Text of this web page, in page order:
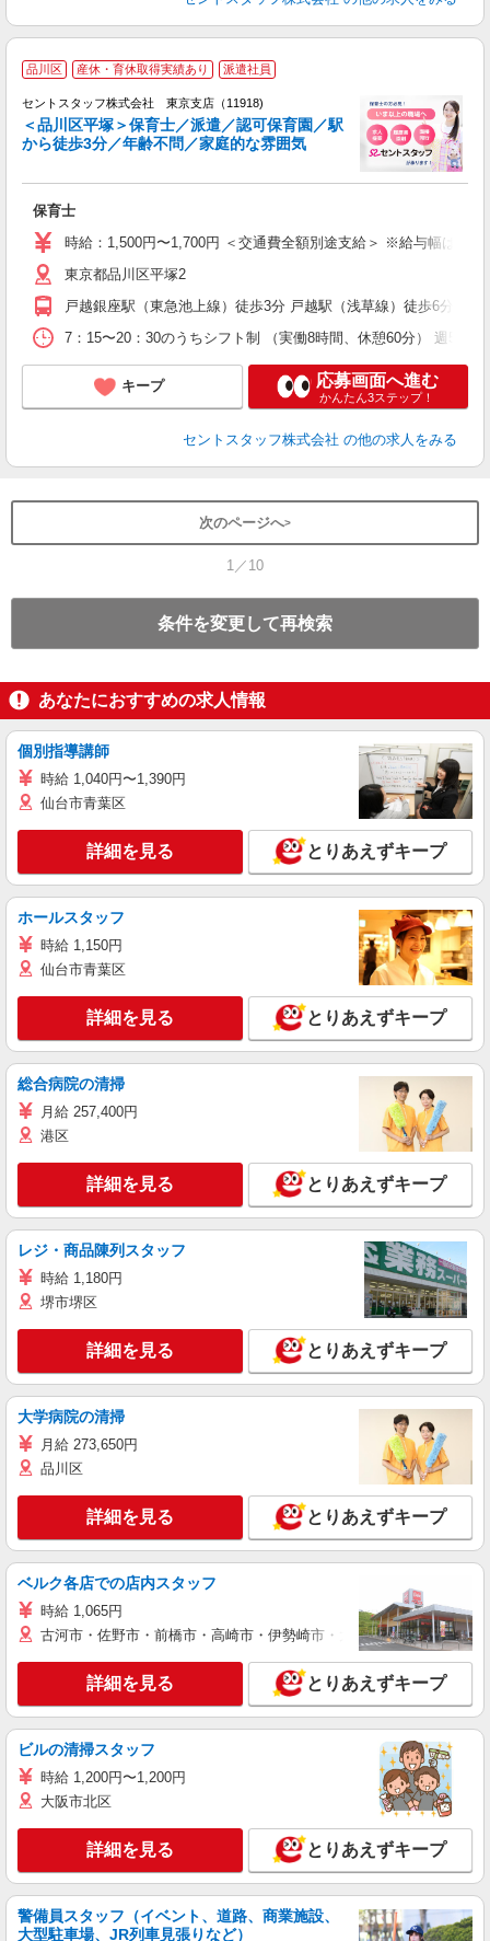
品川区 産休・育休取得実績あり 派遣社員
セントスタッフ株式会社 東京支店（11918)
＜品川区平塚＞保育士／派遣／認可保育園／駅
から徒歩3分／年齢不問／家庭的な雰囲気
保育士
時給：1,500円〜1,700円 ＜交通費全額別途支給＞ ※給与幅は経験
東京都品川区平塚2
戸越銀座駅（東急池上線）徒歩3分 戸越駅（浅草線）徒歩6分 五
7：15〜20：30のうちシフト制 （実働8時間、休憩60分） 週5日（
キープ 応募画面へ進む
かんたん3ステップ！
セントスタッフ株式会社 の他の求人をみる
次のページへ
1／10
条件を変更して再検索
あなたにおすすめの求人情報
個別指導講師
時給 1,040円〜1,390円
仙台市青葉区
詳細を見る とりあえずキープ
ホールスタッフ
時給 1,150円
仙台市青葉区
詳細を見る とりあえずキープ
総合病院の清掃
月給 257,400円
港区
詳細を見る とりあえずキープ
レジ・商品陳列スタッフ
時給 1,180円
堺市堺区
詳細を見る とりあえずキープ
大学病院の清掃
月給 273,650円
品川区
詳細を見る とりあえずキープ
ベルク各店での店内スタッフ
時給 1,065円
古河市・佐野市・前橋市・高崎市・伊勢崎市・太田市・館林市・藤
詳細を見る とりあえずキープ
ビルの清掃スタッフ
時給 1,200円〜1,200円
大阪市北区
詳細を見る とりあえずキープ
警備員スタッフ（イベント、道路、商業施設、
大型駐車場、JR列車見張りなど）